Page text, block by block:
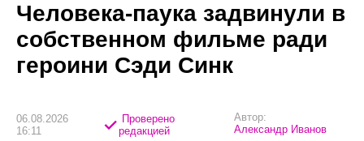
Человека-паука задвинули в
собственном фильме ради
героини Сэди Синк
06.08.2026
16:11
Проверено
редакцией
Автор:
Александр Иванов